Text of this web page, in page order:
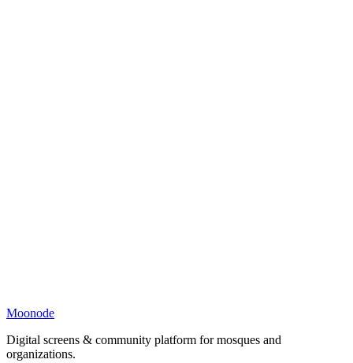
Moonode
Digital screens & community platform for mosques and
organizations.